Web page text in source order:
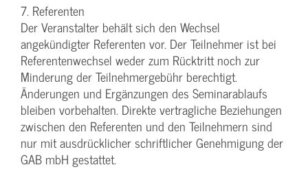
7. Referenten
Der Veranstalter behält sich den Wechsel
angekündigter Referenten vor. Der Teilnehmer ist bei
Referentenwechsel weder zum Rücktritt noch zur
Minderung der Teilnehmergebühr berechtigt.
Änderungen und Ergänzungen des Seminarablaufs
bleiben vorbehalten. Direkte vertragliche Beziehungen
zwischen den Referenten und den Teilnehmern sind
nur mit ausdrücklicher schriftlicher Genehmigung der
GAB mbH gestattet.